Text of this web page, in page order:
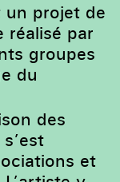
projet de
réalisé par
groupes
du
des
et